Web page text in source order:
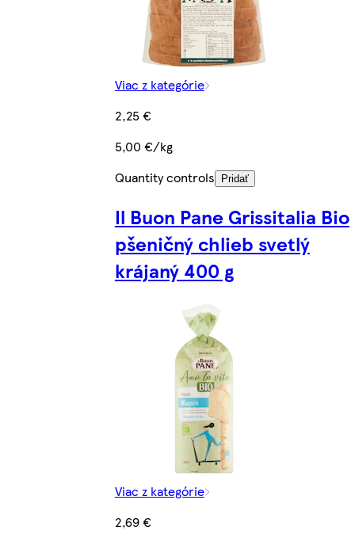
Viac z kategórie
2,25 €
5,00 €/kg
Quantity controls
Pridať
Il Buon Pane Grissitalia Bio
pšeničný chlieb svetlý
krájaný 400 g
Viac z kategórie
2,69 €